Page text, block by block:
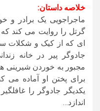
خلاصه داستان:
ماجراجویی یک برادر و
گرتل را روایت می کند
ای که از کیک و شکلات
جادوگر پیر در خانه
مجبور به خوردن شیرینی
برای پختن او آماده می
یکدیگر جادوگر را
اندازد…